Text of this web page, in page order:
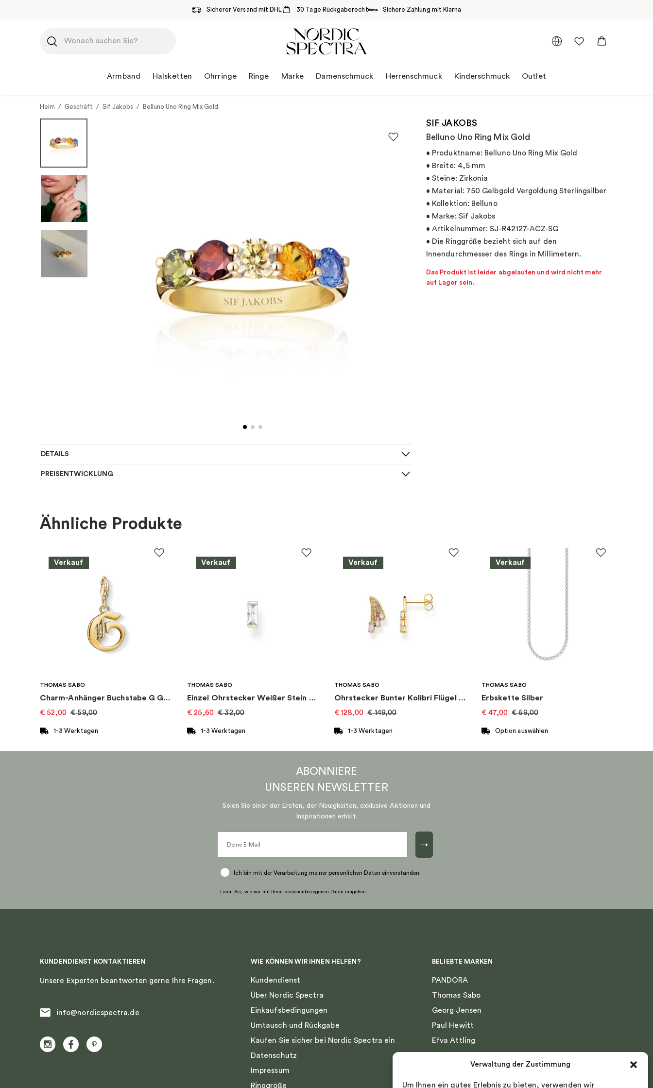
Verwaltung der Zustimmung
Um Ihnen ein gutes Erlebnis zu bieten, verwenden wir
Sicherer Versand mit DHL 30 Tage Rückgaberecht Sichere Zahlung mit Klarna
Inhalt
springen
Armband Halsketten Ohrringe Ringe Marke Damenschmuck Herrenschmuck Kinderschmuck Outlet
Heim / Geschäft / Sif Jakobs / Belluno Uno Ring Mix Gold
SIF JAKOBS
Belluno Uno Ring Mix Gold
• Produktname: Belluno Uno Ring Mix Gold
• Breite: 4,5 mm
• Steine: Zirkonia
• Material: 750 Gelbgold Vergoldung Sterlingsilber
• Kollektion: Belluno
• Marke: Sif Jakobs
• Artikelnummer: SJ-R42127-ACZ-SG
• Die Ringgröße bezieht sich auf den
Innendurchmesser des Rings in Millimetern.
Das Produkt ist leider abgelaufen und wird nicht mehr
auf Lager sein.
DETAILS
Für wen:
Material: Silber
Steine:
Ringe
Kollektion: Belluno
PREISENTWICKLUNG
Ähnliche Produkte
Verkauf
THOMAS SABO
Charm-Anhänger Buchstabe G Gold
€ 52,00 €59,00
1-3 Werktagen
Verkauf
THOMAS SABO
Einzel Ohrstecker Weißer Stein Gold
€ 25,60 €32,00
1-3 Werktagen
Verkauf
THOMAS SABO
Ohrstecker Bunter Kolibri Flügel Gold
€ 128,00 €149,00
1-3 Werktagen
Verkauf
THOMAS SABO
Erbskette Silber
€ 47,00 €69,00
Option auswählen
ABONNIERE
UNSEREN NEWSLETTER
Seien Sie einer der Ersten, der Neuigkeiten, exklusive Aktionen und
Inspirationen erhält.
→
Ich bin mit der Verarbeitung meiner persönlichen Daten einverstanden.
Lesen Sie, wie wir mit Ihren personenbezogenen Daten umgehen
KUNDENDIENST KONTAKTIEREN
Unsere Experten beantworten gerne Ihre Fragen.
info@nordicspectra.de
WIE KÖNNEN WIR IHNEN HELFEN?
Kundendienst
Über Nordic Spectra
Einkaufsbedingungen
Umtausch und Rückgabe
Kaufen Sie sicher bei Nordic Spectra ein
Datenschutz
Impressum
Ringgröße
BELIEBTE MARKEN
PANDORA
Thomas Sabo
Georg Jensen
Paul Hewitt
Efva Attling
Nordic Spectra